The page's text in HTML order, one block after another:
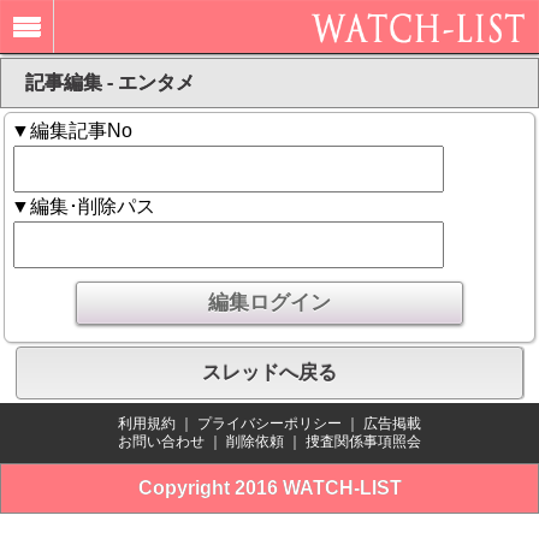
記事編集 - エンタメ
▼編集記事No
▼編集･削除パス
スレッドへ戻る
利用規約 プライバシーポリシー
広告掲載
お問い合わせ
削除依頼 捜査関係事項照会
Copyright 2016 WATCH-LIST